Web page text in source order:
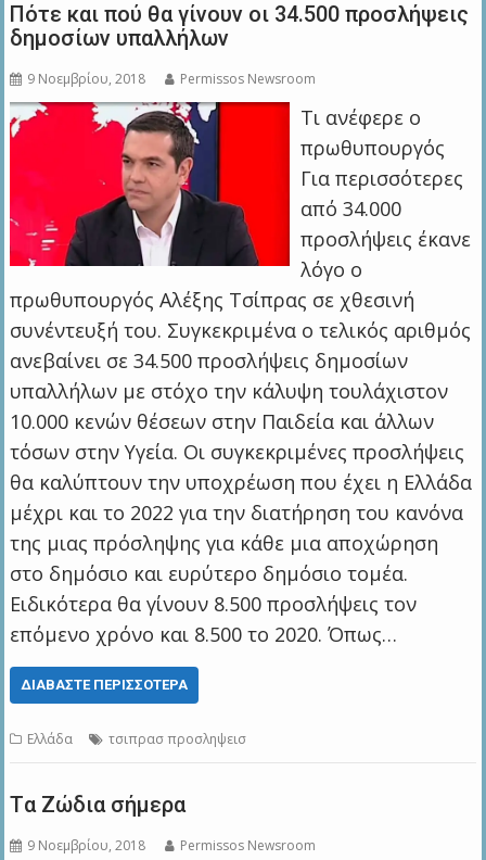
Πότε και πού θα γίνουν οι 34.500 προσλήψεις
δημοσίων υπαλλήλων
9 Νοεμβρίου, 2018 Permissos Newsroom
Τι ανέφερε ο
πρωθυπουργός
Για περισσότερες
από 34.000
προσλήψεις έκανε
λόγο ο
πρωθυπουργός Αλέξης Τσίπρας σε χθεσινή
συνέντευξή του. Συγκεκριμένα ο τελικός αριθμός
ανεβαίνει σε 34.500 προσλήψεις δημοσίων
υπαλλήλων με στόχο την κάλυψη τουλάχιστον
10.000 κενών θέσεων στην Παιδεία και άλλων
τόσων στην Υγεία. Οι συγκεκριμένες προσλήψεις
θα καλύπτουν την υποχρέωση που έχει η Ελλάδα
μέχρι και το 2022 για την διατήρηση του κανόνα
της μιας πρόσληψης για κάθε μια αποχώρηση
στο δημόσιο και ευρύτερο δημόσιο τομέα.
Ειδικότερα θα γίνουν 8.500 προσλήψεις τον
επόμενο χρόνο και 8.500 το 2020. Όπως…
ΔΙΑΒΆΣΤΕ ΠΕΡΙΣΣΌΤΕΡΑ
Ελλάδα τσιπρασ προσληψεισ
Tα Ζώδια σήμερα
9 Νοεμβρίου, 2018 Permissos Newsroom